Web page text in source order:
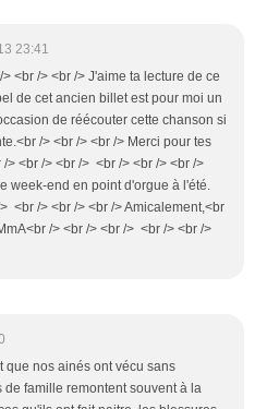
23:41
<br /> <br /> J'aime ta lecture de ce
de cet ancien billet est pour moi un
de réécouter cette chanson si
/> <br /> <br /> Merci pour tes
> <br /> <br /> <br /> <br /> <br />
week-end en point d'orgue à l'été.
<br /> <br /> <br /> Amicalement,<br
/> <br /> <br /> <br /> <br />
que nos ainés ont vécu sans
de famille remontent souvent à la